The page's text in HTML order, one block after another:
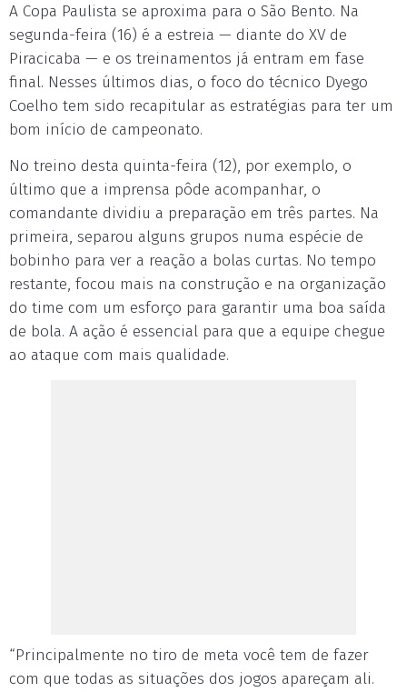
A Copa Paulista se aproxima para o São Bento. Na
segunda-feira (16) é a estreia — diante do XV de
Piracicaba — e os treinamentos já entram em fase
final. Nesses últimos dias, o foco do técnico Dyego
Coelho tem sido recapitular as estratégias para ter um
bom início de campeonato.
No treino desta quinta-feira (12), por exemplo, o
último que a imprensa pôde acompanhar, o
comandante dividiu a preparação em três partes. Na
primeira, separou alguns grupos numa espécie de
bobinho para ver a reação a bolas curtas. No tempo
restante, focou mais na construção e na organização
do time com um esforço para garantir uma boa saída
de bola. A ação é essencial para que a equipe chegue
ao ataque com mais qualidade.
“Principalmente no tiro de meta você tem de fazer
com que todas as situações dos jogos apareçam ali.